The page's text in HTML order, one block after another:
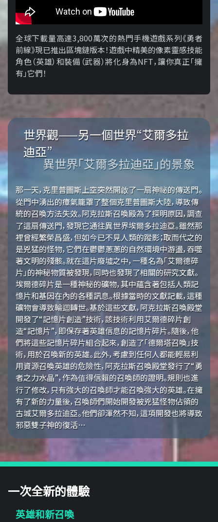
全球下載量高達3,800萬次的熱門手機遊戲系列《勇者
前線》現已推出區塊鏈版本！遊戲中精美的像素靈感技能
角色（英雄）和裝備（武器）將化身為NFT，讓你真正「擁​​
有」它們！
世界觀——另一個世界“艾爾多拉
迪亞”
異世界「艾爾多拉迪亞」的景象
那一天，克里普圖斯上空突然開啟了一扇神祕的傳送門。
從門中湧出的瘴氣籠罩了整個克里普圖斯大陸，導致傳
統的召喚方法失效。阿克拉斯召喚殿為了探明原因，調查
了這扇傳送門，發現它通往異世界埃爾多拉迪亞。雖然那
裡曾經繁榮昌盛，但如今已不見人類的蹤影；取而代之的
是兇猛的怪物，它們在鬱鬱蔥蔥的自然環境中游盪，吞噬
著文明的殘骸。就在這片廢墟之中，一種名為「艾爾德碎
片」的神秘物質被發現，同時也發現了相關的研究文獻。
埃爾德碎片是一種神秘的礦物，其中蘊含著包括人類記
憶片和基因在內的各種訊息。根據當時的文獻記載，這種
礦物會導致輪迴轉世。基於這些文獻，阿克拉斯召喚殿堂
開發了“記憶片創造”技術，該技術利用艾爾德碎片創
造“記憶片”，即保存著英雄信息的記憶片碎片。隨後，他
們將這些記憶片碎片組合起來，創造了「德爾塔召喚」技
術，用於召喚新的英雄。此外，考慮到任何人都能輕易利
用資源召喚英雄的危險性，阿克拉斯召喚殿堂發行了“勇
者之力水晶”，作為值得信賴的召喚師的證明。規則也進
行了修改，只有強大的召喚師才能召喚強大的英雄。在擁
有了新的力量後，召喚師們開始開發被兇猛怪物佔領的
古城艾爾多拉迪亞。他們卻渾然不知，這項開發也將導致
邪惡雙子神的復活…
一次全新的體驗
英雄和新召喚